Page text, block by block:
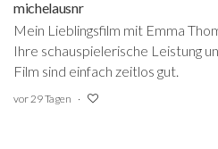
michelausnr
Mein Lieblingsfilm mit Emma
Ihre schauspielerische Leistung
Film sind einfach zeitlos gut.
vor 29 Tagen